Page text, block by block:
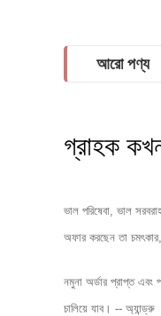
আরো পণ্য
গ্রাহক
ভাল পরিষেবা, ভাল
অফার করছেন তা
নমুনা অর্ডার প্রাপ্ত এবং
চালিয়ে যাব। -- অ্যান্ড্রু